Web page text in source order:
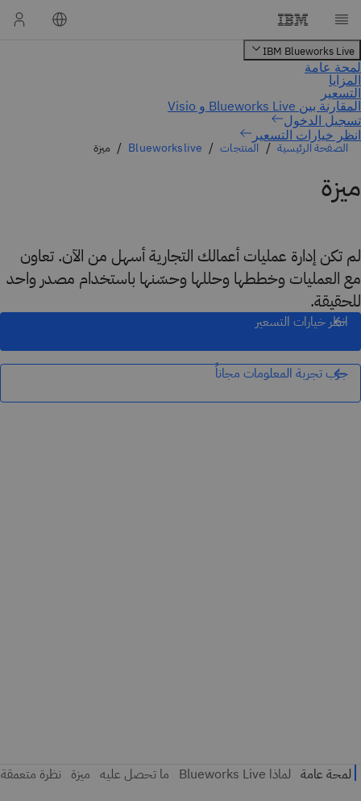
انظر خيارات التسعير
الصفحة الرئيسية المنتجات Blueworkslive ميزة
ميزة
لم تكن إدارة عمليات أعمالك التجارية أسهل من الآن. تعاون
مع العمليات وخططها وحللها وحسّنها باستخدام مصدر واحد
للحقيقة.
انظر خيارات التسعير
جرّب تجربة المعلومات مجاناً